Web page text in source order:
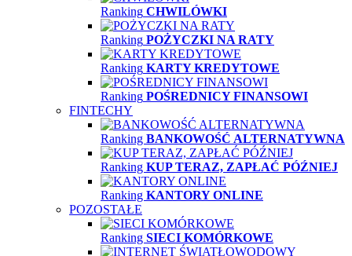
Ranking CHWILÓWKI
Ranking POŻYCZKI NA RATY
Ranking KARTY KREDYTOWE
Ranking POŚREDNICY FINANSOWI
FINTECHY
Ranking BANKOWOŚĆ ALTERNATYWNA
Ranking KUP TERAZ, ZAPŁAĆ PÓŹNIEJ
Ranking KANTORY ONLINE
POZOSTAŁE
Ranking SIECI KOMÓRKOWE